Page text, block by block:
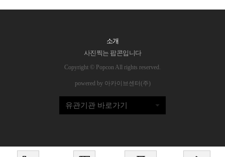
소개
사진찍는 팝콘입니다
Copyright © Popcon All rights reserved.
powered by 아카이브센터(주)
유관기관 바로가기